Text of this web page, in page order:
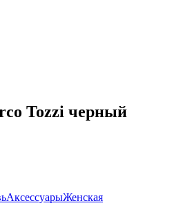
Tozzi черный
АксессуарыЖенская